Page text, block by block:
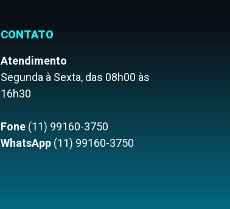
CONTATO
Atendimento
Segunda à Sexta, das 08h00 às
16h30
Fone (11) 99160-3750
WhatsApp (11) 99160-3750